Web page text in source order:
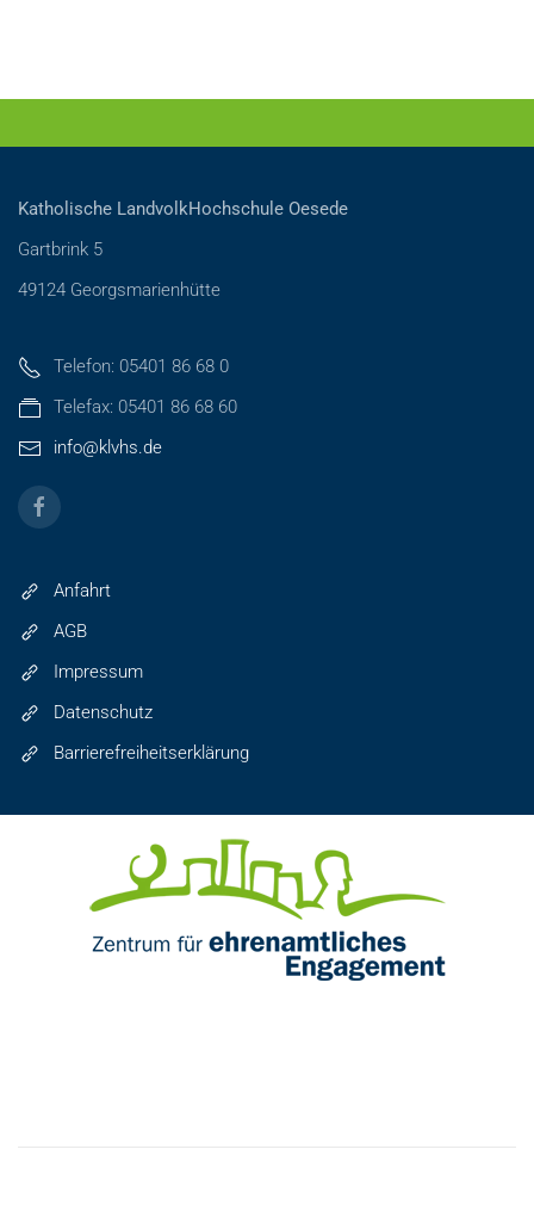
Katholische LandvolkHochschule Oesede
Gartbrink 5
49124 Georgsmarienhütte
Telefon: 05401 86 68 0
Telefax: 05401 86 68 60
info@klvhs.de
Anfahrt
AGB
Impressum
Datenschutz
Barrierefreiheitserklärung